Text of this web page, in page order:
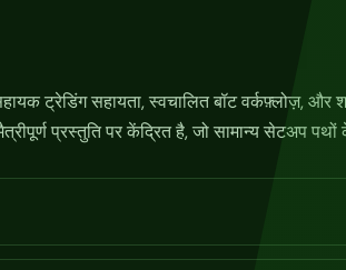
ट्रेडिंग सहायता, स्वचालित बॉट वर्कफ़्लोज़, और
प्रस्तुति पर केंद्रित है, जो सामान्य सेटअप पथों